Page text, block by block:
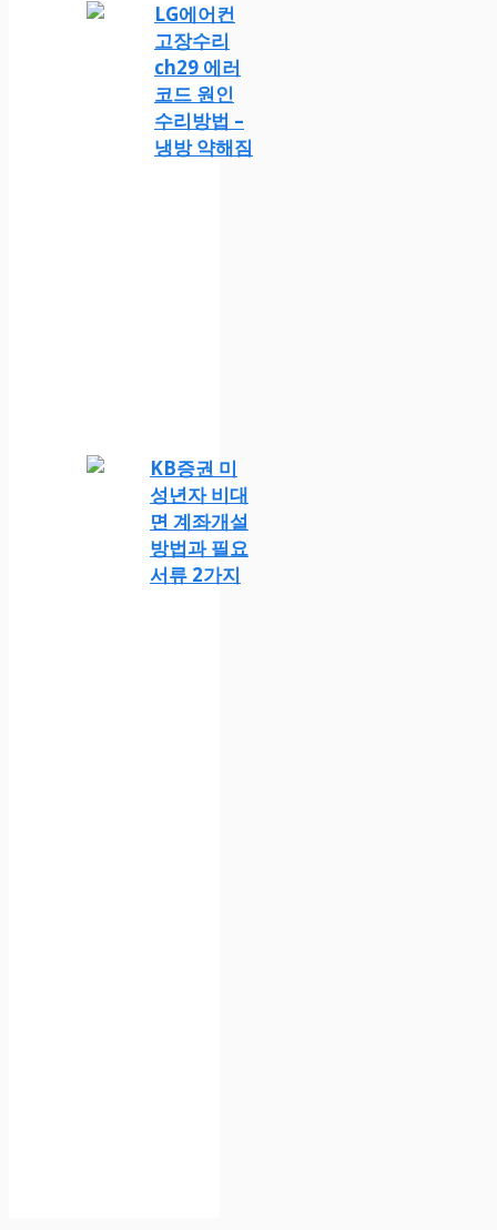
LG에어컨
고장수리
ch29 에러
코드 원인
수리방법 –
냉방 약해짐
KB증권 미
성년자 비대
면 계좌개설
방법과 필요
서류 2가지